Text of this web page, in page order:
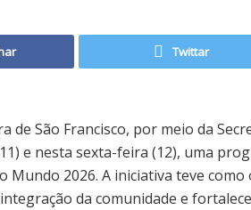
Twittar
de São Francisco, por meio da
e nesta sexta-feira (12), uma
Mundo 2026. A iniciativa teve
da comunidade e